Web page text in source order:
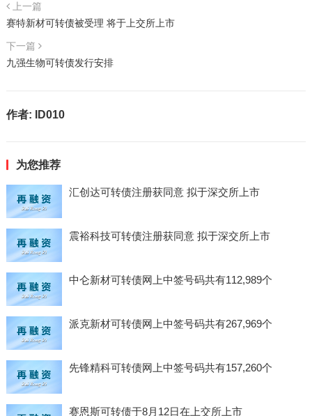
上一篇
赛特新材可转债被受理 将于上交所上市
下一篇
九强生物可转债发行安排
作者: ID010
为您推荐
汇创达可转债注册获同意 拟于深交所上市
震裕科技可转债注册获同意 拟于深交所上市
中仑新材可转债网上中签号码共有112,989个
派克新材可转债网上中签号码共有267,969个
先锋精科可转债网上中签号码共有157,260个
赛恩斯可转债于8月12日在上交所上市